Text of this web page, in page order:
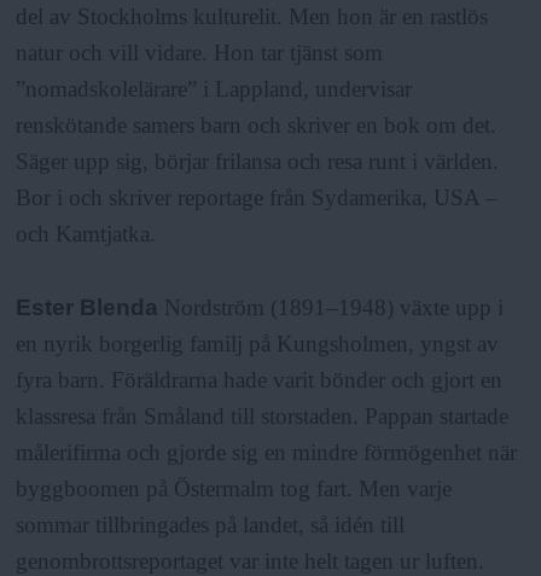
del av Stockholms kulturelit. Men hon är en rastlös
natur och vill vidare. Hon tar tjänst som
”nomadskolelärare” i Lappland, undervisar
renskötande samers barn och skriver en bok om det.
Säger upp sig, börjar frilansa och resa runt i världen.
Bor i och skriver reportage från Sydamerika, USA –
och Kamtjatka.
Ester Blenda Nordström (1891–1948) växte upp i
en nyrik borgerlig familj på Kungsholmen, yngst av
fyra barn. Föräldrarna hade varit bönder och gjort en
klassresa från Småland till storstaden. Pappan startade
målerifirma och gjorde sig en mindre förmögenhet när
byggboomen på Östermalm tog fart. Men varje
sommar tillbringades på landet, så idén till
genombrottsreportaget var inte helt tagen ur luften.